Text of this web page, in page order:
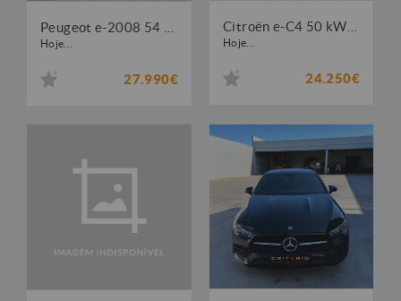
Hoje...
27.990€
Hoje...
24.250€